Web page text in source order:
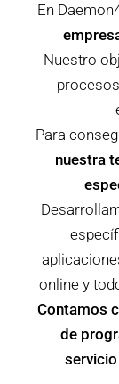
En
Nuestro
Para
nuestra
online y
Contamos
de